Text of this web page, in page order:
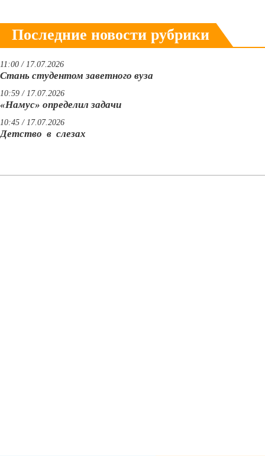
Последние новости рубрики
11:00 / 17.07.2026
Стань студентом заветного вуза
10:59 / 17.07.2026
«Намус» определил задачи
10:45 / 17.07.2026
Детство в слезах